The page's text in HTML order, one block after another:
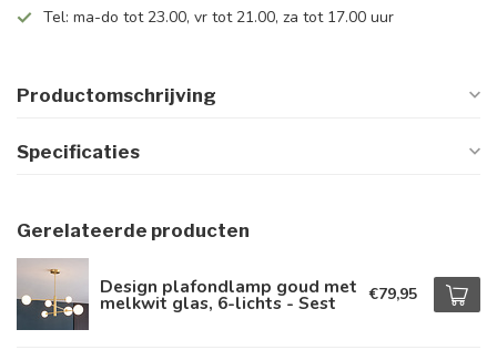
Tel: ma-do tot 23.00, vr tot 21.00, za tot 17.00 uur
Productomschrijving
Specificaties
Gerelateerde producten
Design plafondlamp goud met
melkwit glas, 6-lichts - Sest €79,95